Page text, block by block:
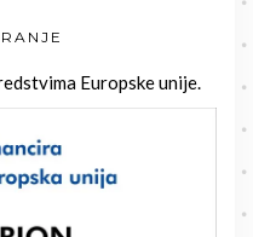
Europske unije.